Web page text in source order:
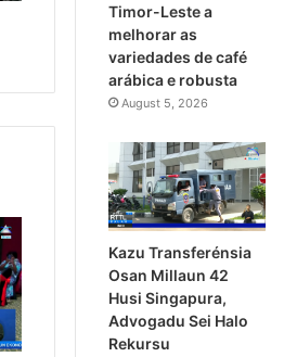
Timor-Leste a
melhorar as
variedades de café
arábica e robusta
August 5, 2026
Kazu Transferénsia
Osan Millaun 42
Husi Singapura,
Advogadu Sei Halo
Rekursu